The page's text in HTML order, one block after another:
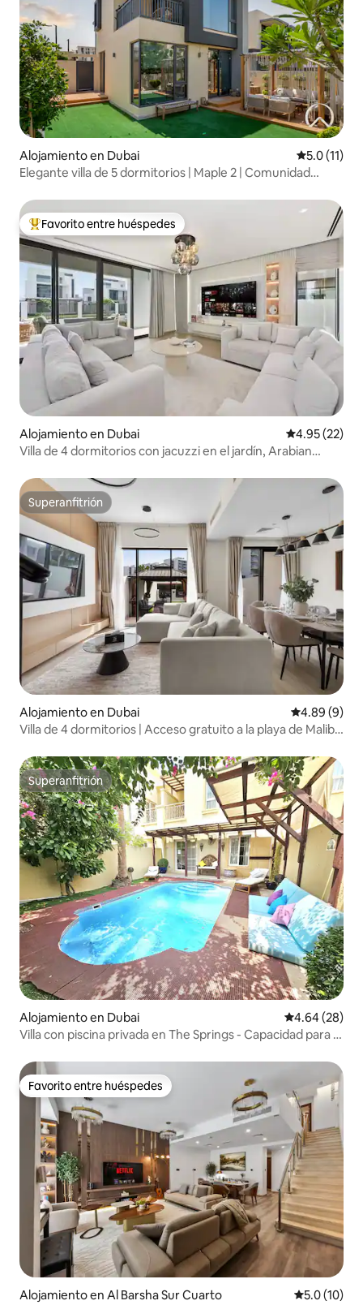
Alojamiento en Dubai Calificación
5.0 (11)
Elegante villa de 5 dormitorios | Maple 2 | Comunidad
Favorito entre huéspedes preferido
Favorito entre huéspedes
Alojamiento en Dubai Calificación
4.95 (22)
Villa de 4 dormitorios con jacuzzi en el jardín, Arabian
Superanfitrión
Superanfitrión
Alojamiento en Dubai Calificación
4.89 (9)
Villa de 4 dormitorios | Acceso gratuito a la playa de Malibú
Superanfitrión
Superanfitrión
Alojamiento en Dubai Calificación
4.64 (28)
Villa con piscina privada en The Springs - Capacidad para 5
Favorito entre huéspedes
Favorito entre huéspedes
Alojamiento en Al Barsha Sur Cuarto Calificación
5.0 (10)